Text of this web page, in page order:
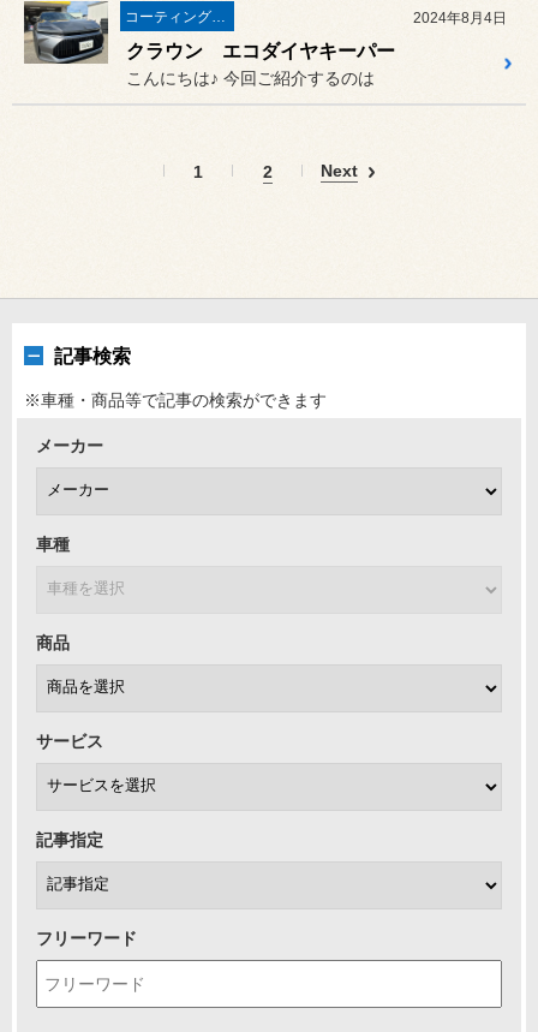
2024年8月4日
クラウン エコダイヤキーパー
こんにちは♪ 今回ご紹介するのは
1 2 Next
記事検索
※車種・商品等で記事の検索ができます
メーカー
車種
商品
サービス
記事指定
フリーワード